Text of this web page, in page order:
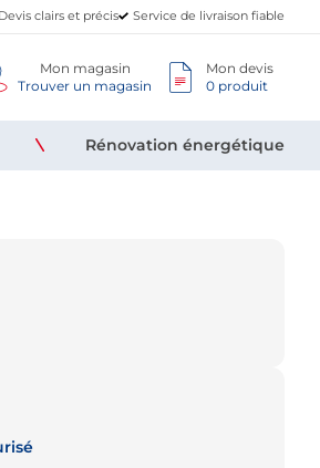
Devis clairs et précis Service de livraison fiable
Mon magasin
Trouver un magasin
Mon devis
0 produit
Rénovation énergétique